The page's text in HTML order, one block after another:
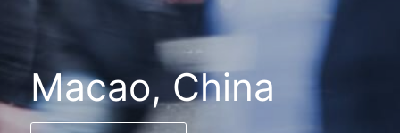
Macao, China